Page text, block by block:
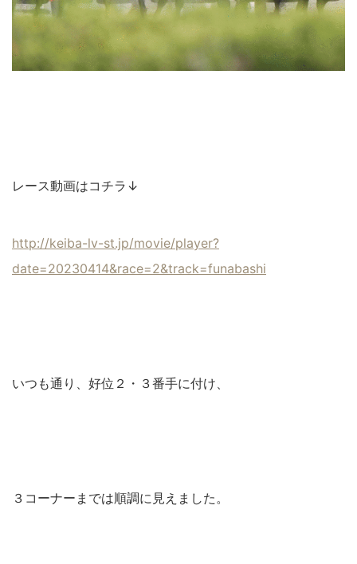
レース動画はコチラ↓
http://keiba-lv-st.jp/movie/player?
date=20230414&race=2&track=funabashi
いつも通り、好位２・３番手に付け、
３コーナーまでは順調に見えました。